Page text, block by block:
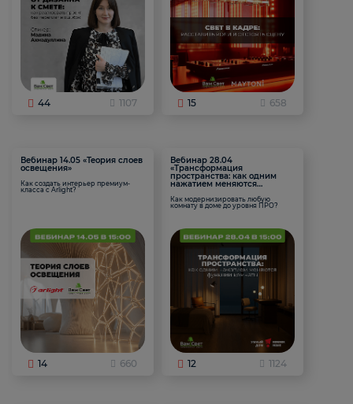
44 1107 15 658
Вебинар 14.05 «Теория слоев
освещения»
Как создать интерьер премиум-
класса с Arlight?
14 660
Вебинар 28.04
«Трансформация
пространства: как одним
нажатием меняются
Как модернизировать любую
комнату в доме до уровня ПРО?
12 1124